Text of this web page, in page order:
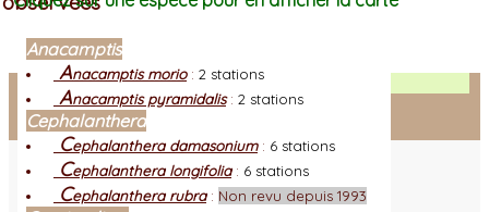
Facebook
Connexion adhérent
Anacamptis
Anacamptis morio: 2 stations
Anacamptis pyramidalis: 2 stations
Cephalanthera
Cephalanthera damasonium: 6 stations
Cephalanthera longifolia: 6 stations
Cephalanthera rubra: Non revu depuis 1993